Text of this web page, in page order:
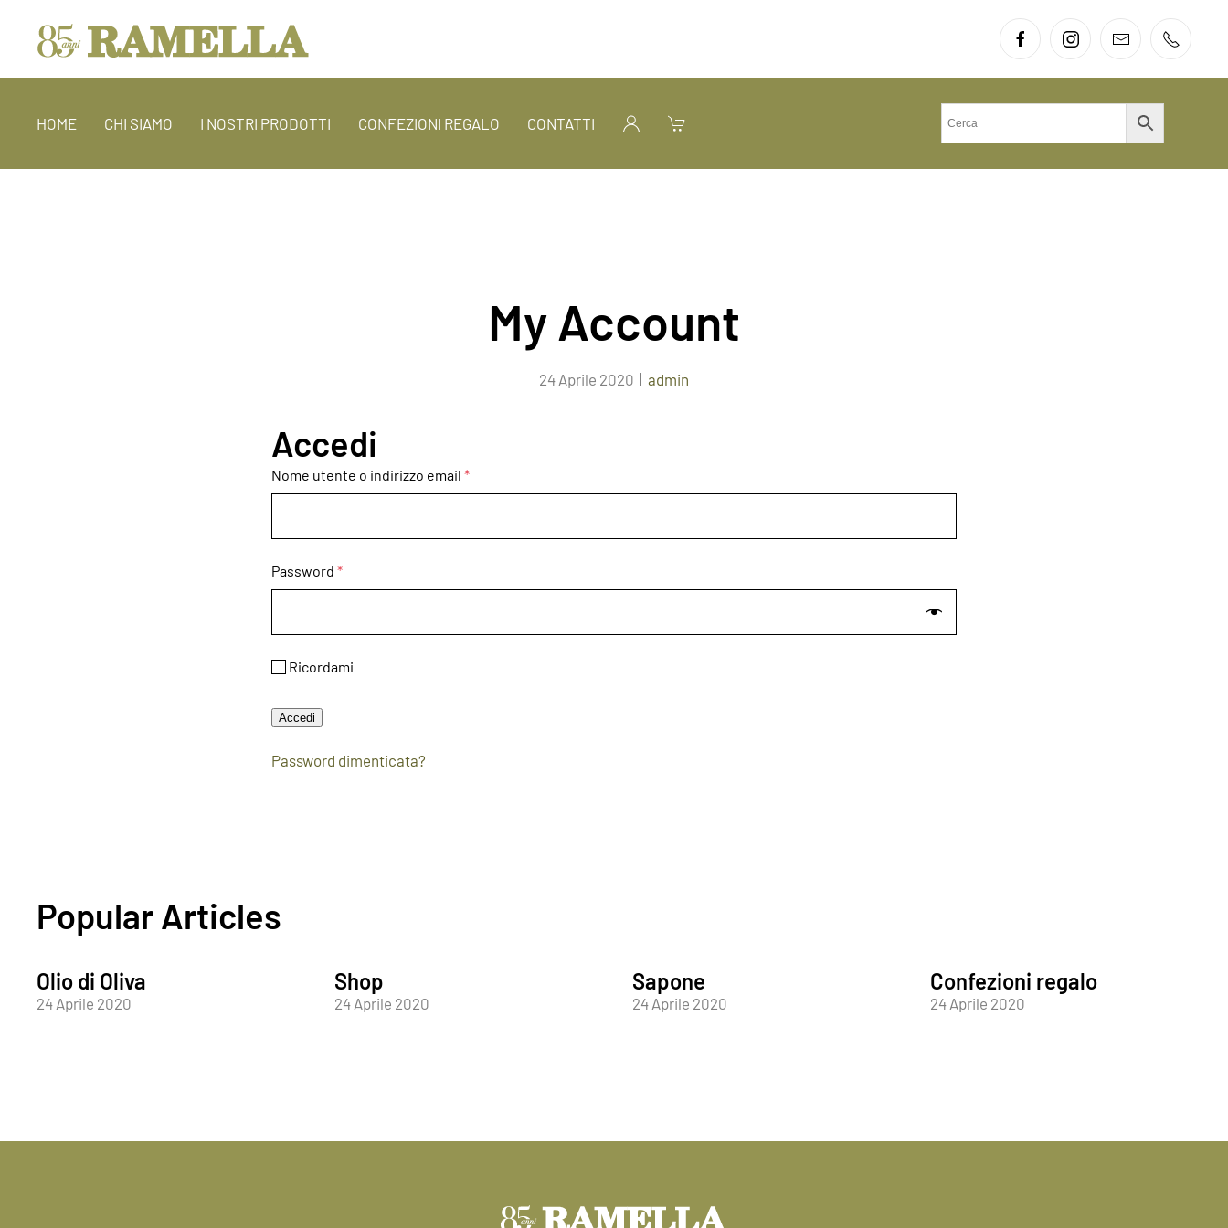
HOME CHI SIAMO I NOSTRI PRODOTTI CONFEZIONI REGALO CONTATTI
My Account
24 Aprile 2020 admin
Accedi
Nome utente o indirizzo email *
Password *
Ricordami
Accedi
Password dimenticata?
Popular Articles
Olio di Oliva
24 Aprile 2020
Shop
24 Aprile 2020
Sapone
24 Aprile 2020
Confezioni regalo
24 Aprile 2020